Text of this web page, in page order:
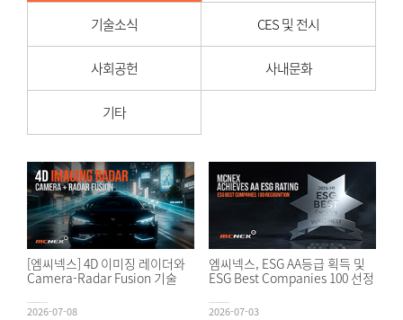
기술소식 CES 및 전시
사회공헌 사내문화
기타
[엠씨넥스] 4D 이미징 레이더와
Camera-Radar Fusion 기술
2026-07-08
엠씨넥스, ESG AA등급 획득 및
ESG Best Companies 100 선정
2026-07-03